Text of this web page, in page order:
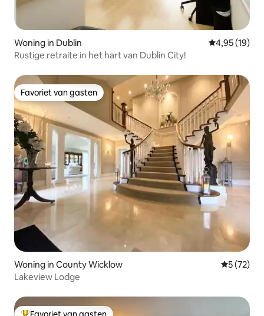
Woning in Dublin Gemiddelde
4,95 (19)
Rustige retraite in het hart van Dublin City!
Favoriet van gasten
Favoriet van gasten
Woning in County Wicklow
5 (72)
Lakeview Lodge